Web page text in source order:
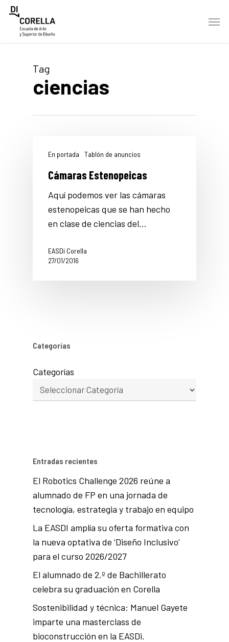
Skip
Menu
Tag
ciencias
En portada Tablón de anuncios
Cámaras Estenopeicas
Aquí podemos ver las cámaras
estenopeicas que se han hecho
en clase de ciencias del…
EASDi Corella
27/01/2016
Categorías
Categorías
Entradas recientes
El Robotics Challenge 2026 reúne a
alumnado de FP en una jornada de
tecnología, estrategia y trabajo en equipo
La EASDI amplía su oferta formativa con
la nueva optativa de ‘Diseño Inclusivo’
para el curso 2026/2027
El alumnado de 2.º de Bachillerato
celebra su graduación en Corella
Sostenibilidad y técnica: Manuel Gayete
imparte una masterclass de
bioconstrucción en la EASDi.